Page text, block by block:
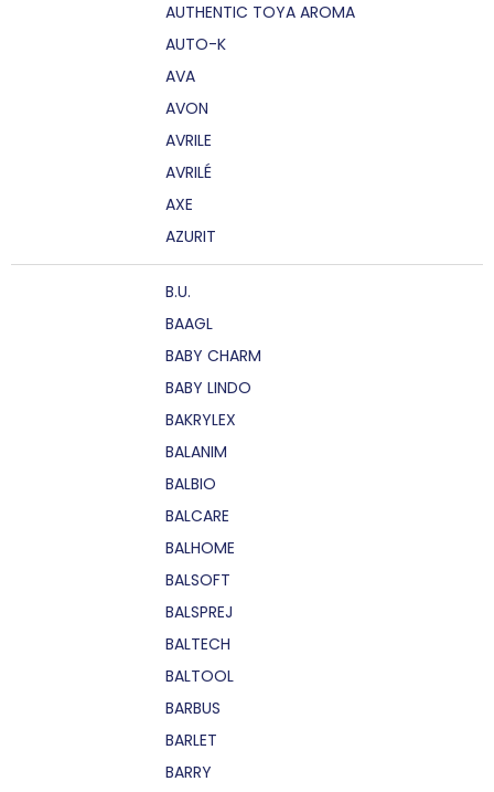
AUTHENTIC TOYA AROMA
AUTO-K
AVA
AVON
AVRILE
AVRILÉ
AXE
AZURIT
B.U.
BAAGL
BABY CHARM
BABY LINDO
BAKRYLEX
BALANIM
BALBIO
BALCARE
BALHOME
BALSOFT
BALSPREJ
BALTECH
BALTOOL
BARBUS
BARLET
BARRY